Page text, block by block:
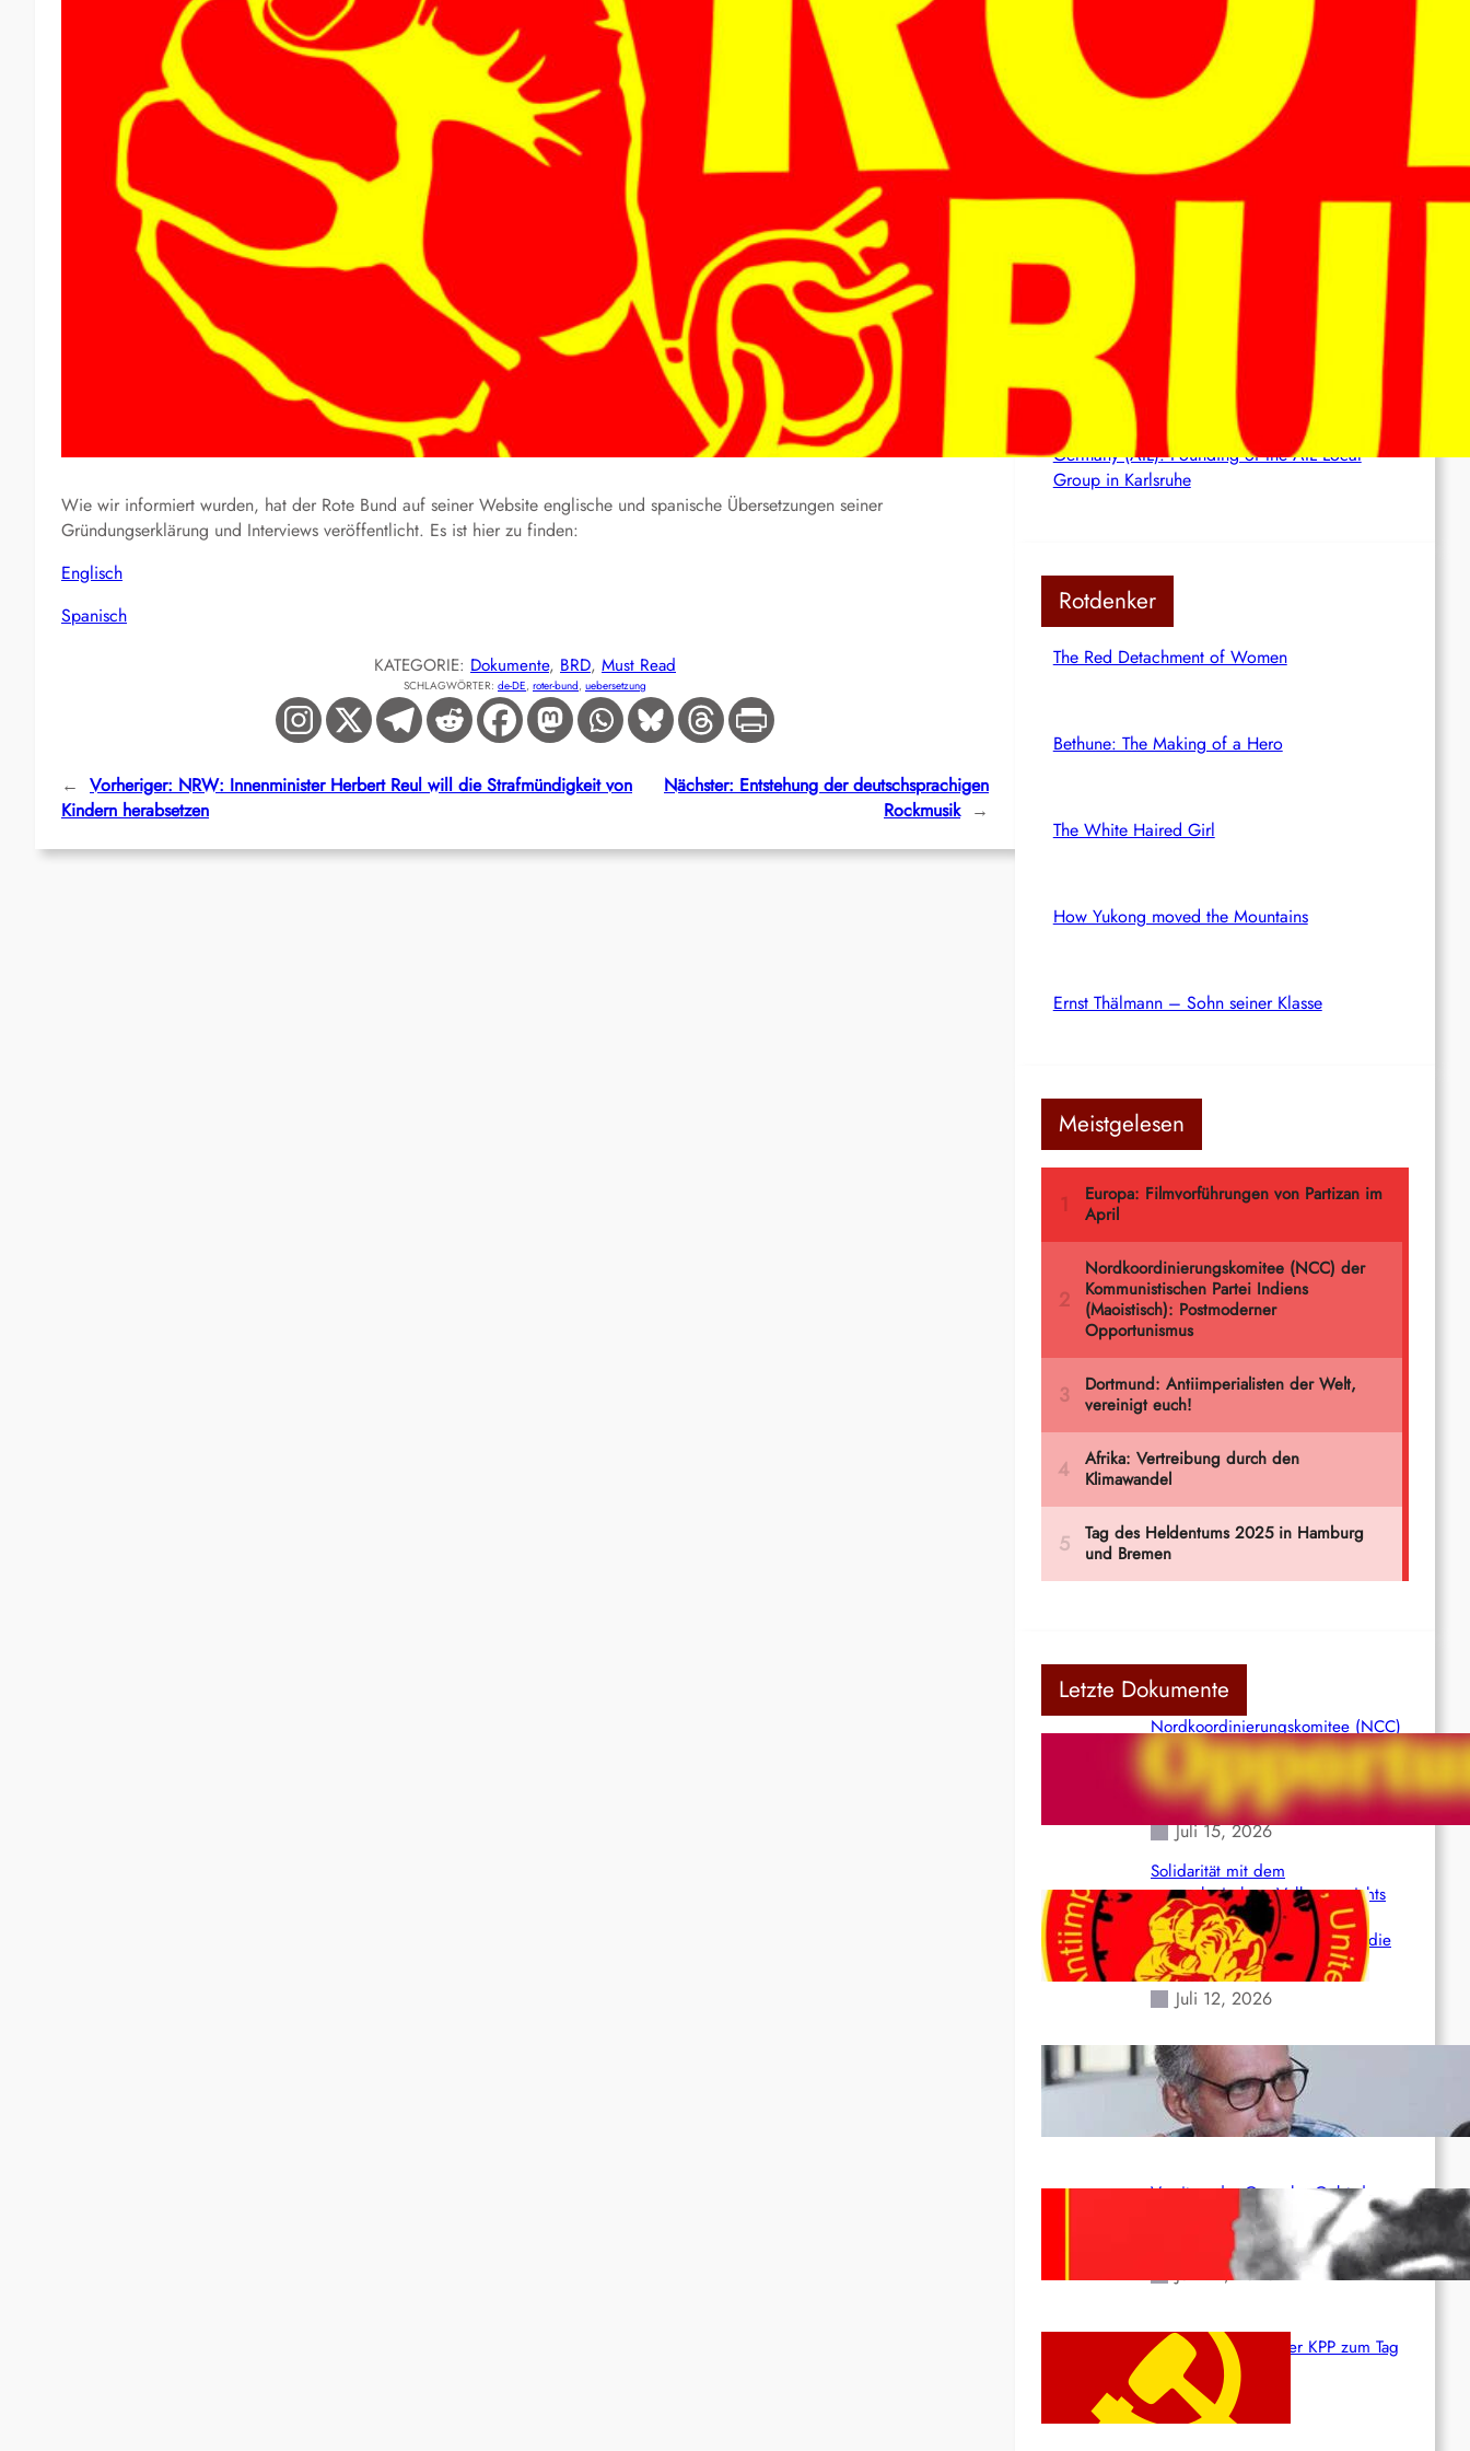
Wie wir informiert wurden, hat der Rote Bund auf seiner Website englische und spanische Übersetzungen seiner
Gründungserklärung und Interviews veröffentlicht. Es ist hier zu finden:
Englisch
Spanisch
KATEGORIE: Dokumente, BRD, Must Read
SCHLAGWÖRTER: de-DE, roter-bund, uebersetzung
← Vorheriger: NRW: Innenminister Herbert Reul will die Strafmündigkeit von
Kindern herabsetzen
Nächster: Entstehung der deutschsprachigen
Rockmusik →
France (AIL): AIL action in several cities
Brasil (AIL): Bomb Bearing AntiImperialist
Messages Explodes at Havan’s ‘Statue of
Liberty’ in Maceió; Luciano Hang Alleges
Netherlands (AIL): Emergency Joint Statement
– Free comrade Misir Besra!
Germany (AIL): Founding of the AIL Local
Group in Karlsruhe
Rotdenker
The Red Detachment of Women
Bethune: The Making of a Hero
The White Haired Girl
How Yukong moved the Mountains
Ernst Thälmann – Sohn seiner Klasse
Meistgelesen
Letzte Dokumente
Nordkoordinierungskomitee (NCC)
der Kommunistischen Partei Indiens
(Maoistisch): Postmoderner
Opportunismus
Juli 15, 2026
Solidarität mit dem
venezolanischem Volk angesichts
der verlorenen Leben und der
katastrophalen Situation durch die
Erdbeben des 24. Juni!
Juli 12, 2026
Indien: „Die Politik der
Kapitulation“ von K. Murali (Ajith)
Juli 1, 2026
Vorsitzender Gonzalo: Gebt das
Leben für die Partei und die
Juni 19, 2026
Beschluss des ZK der KPP zum Tag
des Heldentums
Juni 19, 2026